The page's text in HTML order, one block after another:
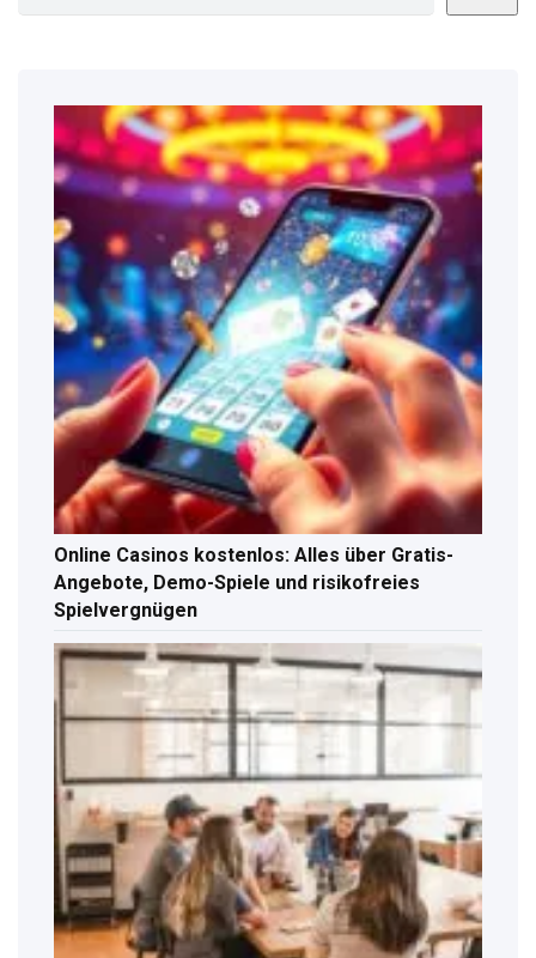
Online Casinos kostenlos: Alles über Gratis-
Angebote, Demo-Spiele und risikofreies
Spielvergnügen